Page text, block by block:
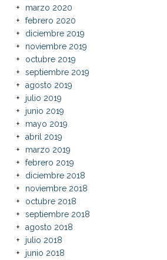
marzo 2020
febrero 2020
diciembre 2019
noviembre 2019
octubre 2019
septiembre 2019
agosto 2019
julio 2019
junio 2019
mayo 2019
abril 2019
marzo 2019
febrero 2019
diciembre 2018
noviembre 2018
octubre 2018
septiembre 2018
agosto 2018
julio 2018
junio 2018